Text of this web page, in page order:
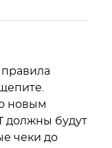
правила
новым
должны будут
чеки до